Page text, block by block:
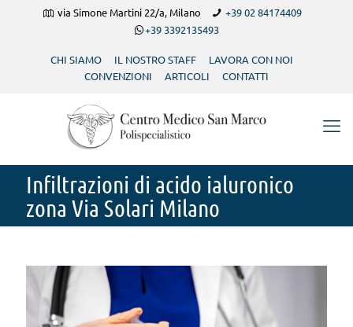
via Simone Martini 22/a, Milano
+39 02 84174409
+39 3392135493
CHI SIAMO IL NOSTRO STAFF
LAVORA CON NOI
CONVENZIONI
ARTICOLI CONTATTI
Infiltrazioni di acido ialuronico
zona Via Solari Milano